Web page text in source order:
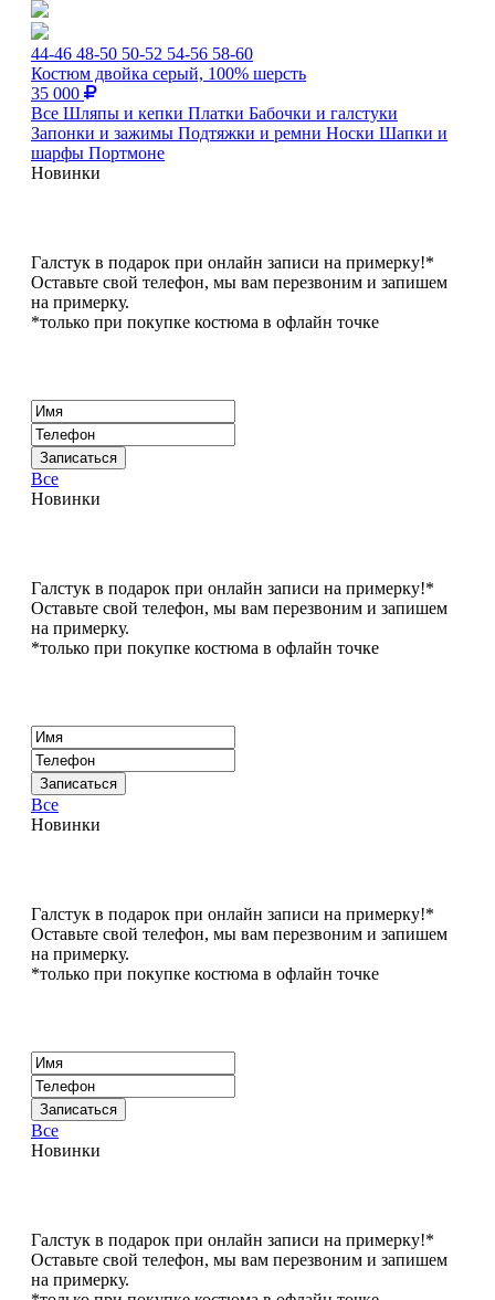
44-46 48-50 50-52 54-56 58-60
Костюм двойка серый, 100% шерсть
35 000
Все Шляпы и кепки Платки Бабочки и галстуки
Запонки и зажимы Подтяжки и ремни Носки Шапки и
шарфы Портмоне
Новинки
Галстук в подарок при онлайн записи на примерку!*
Оставьте свой телефон, мы вам перезвоним и запишем
на примерку.
*только при покупке костюма в офлайн точке
Все
Новинки
Галстук в подарок при онлайн записи на примерку!*
Оставьте свой телефон, мы вам перезвоним и запишем
на примерку.
*только при покупке костюма в офлайн точке
Все
Новинки
Галстук в подарок при онлайн записи на примерку!*
Оставьте свой телефон, мы вам перезвоним и запишем
на примерку.
*только при покупке костюма в офлайн точке
Все
Новинки
Галстук в подарок при онлайн записи на примерку!*
Оставьте свой телефон, мы вам перезвоним и запишем
на примерку.